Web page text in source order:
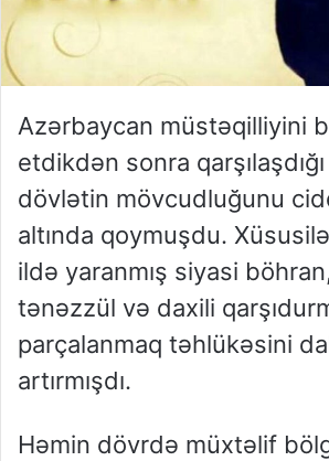
Azərbaycan müstəqilliyini
etdikdən sonra
dövlətin mövcudluğunu
altında qoymuşdu.
ildə yaranmış siyasi
tənəzzül və daxili
parçalanmaq təhlükəsini
artırmışdı.
Həmin dövrdə müxtəlif